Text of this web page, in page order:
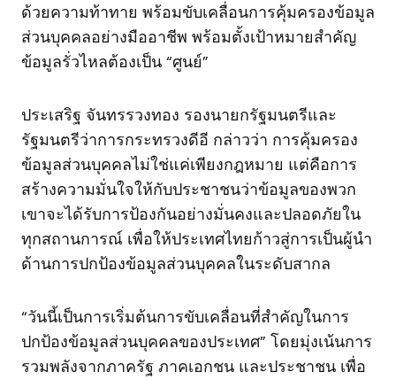
ด้วยความท้าทาย พร้อมขับเคลื่อนการคุ้มครองข้อมูล
ส่วนบุคคลอย่างมืออาชีพ พร้อมตั้งเป้าหมายสำคัญ
ข้อมูลรั่วไหลต้องเป็น “ศูนย์”
ประเสริฐ จันทรรวงทอง รองนายกรัฐมนตรีและ
รัฐมนตรีว่าการกระทรวงดีอี กล่าวว่า การคุ้มครอง
ข้อมูลส่วนบุคคลไม่ใช่แค่เพียงกฎหมาย แต่คือการ
สร้างความมั่นใจให้กับประชาชนว่าข้อมูลของพวก
เขาจะได้รับการป้องกันอย่างมั่นคงและปลอดภัยใน
ทุกสถานการณ์ เพื่อให้ประเทศไทยก้าวสู่การเป็นผู้นำ
ด้านการปกป้องข้อมูลส่วนบุคคลในระดับสากล
“วันนี้เป็นการเริ่มต้นการขับเคลื่อนที่สำคัญในการ
ปกป้องข้อมูลส่วนบุคคลของประเทศ” โดยมุ่งเน้นการ
รวมพลังจากภาครัฐ ภาคเอกชน และประชาชน เพื่อ